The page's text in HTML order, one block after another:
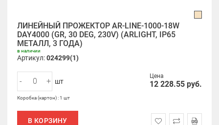
ЛИНЕЙНЫЙ ПРОЖЕКТОР AR-LINE-1000-18W
DAY4000 (GR, 30 DEG, 230V) (ARLIGHT, IP65
МЕТАЛЛ, 3 ГОДА)
в наличии
Артикул:024299(1)
Цена
12 228.55 руб.
- + шт
Коробка (картон) : 1 шт
В КОРЗИНУ